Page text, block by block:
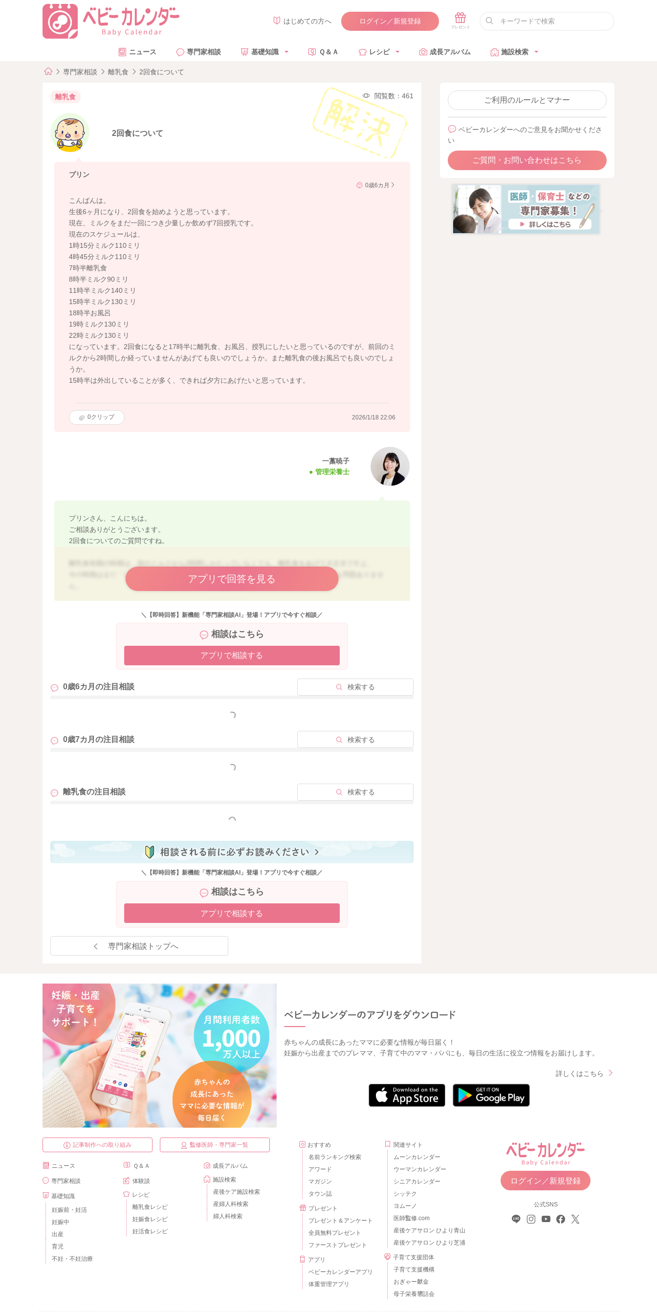
はじめての方へ ログイン／新規登録
ニュース 専門家相談 基礎知識 Ｑ＆Ａ レシピ 成長アルバム 施設検索
専門家相談 離乳食 2回食について
離乳食 閲覧数：461
2回食について
プリン
0歳6カ月
こんばんは。
生後6ヶ月になり、2回食を始めようと思っています。
現在、ミルクをまだ一回につき少量しか飲めず7回授乳です。
現在のスケジュールは、
1時15分ミルク110ミリ
4時45分ミルク110ミリ
7時半離乳食
8時半ミルク90ミリ
11時半ミルク140ミリ
15時半ミルク130ミリ
18時半お風呂
19時ミルク130ミリ
22時ミルク130ミリ
になっています。2回食になると17時半に離乳食、お風呂、授乳にしたいと思っているのですが、前回のミ
ルクから2時間しか経っていませんがあげても良いのでしょうか。また離乳食の後お風呂でも良いのでしょ
うか。
15時半は外出していることが多く、できれば夕方にあげたいと思っています。
0クリップ 2026/1/18 22:06
一藁暁子
管理栄養士
プリンさん、こんにちは。
ご相談ありがとうございます。
2回食についてのご質問ですね。
今の時期はまだ「しっかり食べる」よりも「食べる練習」の時期なので、空腹でなくても問題ありませ
また、離乳食の後にお風呂に入っても問題ありません。
「離乳食⇒お風呂⇒ミルク」でも「離乳食⇒ミルク⇒お風呂」でもＯＫです。
今は1回の授乳量が少なく、回数で補っているとのことですが、2回食に慣れてくると自然とミルクの量や
間隔が変わってくることも多いので、お子さんのご様子をみながら無理のないペースですすめてみてくだ
アプリで回答を見る
＼【即時回答】新機能「専門家相談AI」登場！アプリで今すぐ相談／
相談はこちら
アプリで相談する
0歳6カ月の注目相談 検索する
もっと見る
0歳7カ月の注目相談 検索する
もっと見る
離乳食の注目相談 検索する
もっと見る
＼【即時回答】新機能「専門家相談AI」登場！アプリで今すぐ相談／
相談はこちら
アプリで相談する
専門家相談トップへ
ご利用のルールとマナー
ベビーカレンダーへのご意見をお聞かせくださ
い
ご質問・お問い合わせはこちら
赤ちゃんの成長にあったママに必要な情報が毎日届く！
妊娠から出産までのプレママ、子育て中のママ・パパにも、毎日の生活に役立つ情報をお届けします。
詳しくはこちら
記事制作への取り組み 監修医師・専門家一覧
ニュース
専門家相談
基礎知識
妊娠前・妊活
妊娠中
出産
育児
不妊・不妊治療
Ｑ＆Ａ
体験談
レシピ
離乳食レシピ
妊娠食レシピ
妊活食レシピ
成長アルバム
施設検索
産後ケア施設検索
産婦人科検索
婦人科検索
おすすめ
名前ランキング検索
アワード
マガジン
タウン誌
プレゼント
プレゼント＆アンケート
全員無料プレゼント
ファーストプレゼント
アプリ
ベビーカレンダーアプリ
体重管理アプリ
関連サイト
ムーンカレンダー
ウーマンカレンダー
シニアカレンダー
シッテク
ヨムーノ
医師監修.com
産後ケアサロン ひより青山
産後ケアサロン ひより芝浦
子育て支援団体
子育て支援機構
おぎゃー献金
母子栄養懇話会
ログイン／新規登録
公式SNS